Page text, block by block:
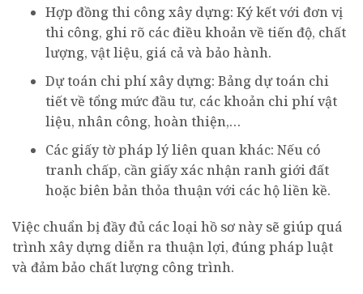
Hợp đồng thi công xây dựng: Ký kết với đơn vị
thi công, ghi rõ các điều khoản về tiến độ, chất
lượng, vật liệu, giá cả và bảo hành.
Dự toán chi phí xây dựng: Bảng dự toán chi
tiết về tổng mức đầu tư, các khoản chi phí vật
liệu, nhân công, hoàn thiện,…
Các giấy tờ pháp lý liên quan khác: Nếu có
tranh chấp, cần giấy xác nhận ranh giới đất
hoặc biên bản thỏa thuận với các hộ liền kề.
Việc chuẩn bị đầy đủ các loại hồ sơ này sẽ giúp quá
trình xây dựng diễn ra thuận lợi, đúng pháp luật
và đảm bảo chất lượng công trình.